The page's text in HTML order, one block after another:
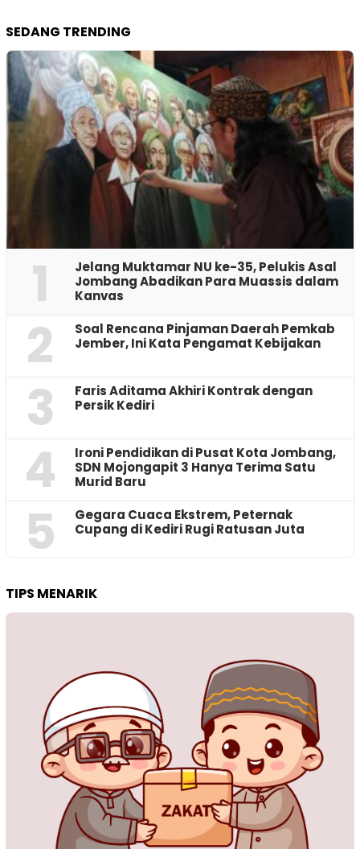
SEDANG TRENDING
1
Jelang Muktamar NU ke-35, Pelukis Asal
Jombang Abadikan Para Muassis dalam
Kanvas
2
‎Soal Rencana Pinjaman Daerah Pemkab
Jember, Ini Kata Pengamat Kebijakan ‎
3
Faris Aditama Akhiri Kontrak dengan
Persik Kediri
4
Ironi Pendidikan di Pusat Kota Jombang,
SDN Mojongapit 3 Hanya Terima Satu
Murid Baru
5
‎Gegara Cuaca Ekstrem, Peternak
Cupang di Kediri Rugi Ratusan Juta
TIPS MENARIK